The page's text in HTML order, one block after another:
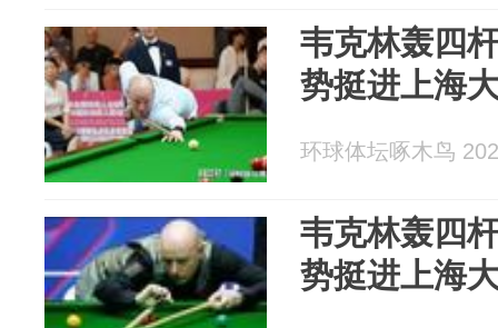
韦克林轰四
势挺进上海
环球体坛啄木鸟
韦克林轰四
势挺进上海